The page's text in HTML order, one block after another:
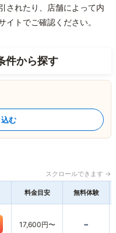
されたり、店舗によって内
トでご確認ください。
件から探す
む
スクロールできます →
料金目安 無料体験
17,600円〜 -